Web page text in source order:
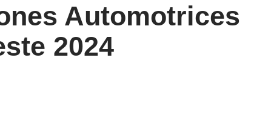
Automotrices
2024